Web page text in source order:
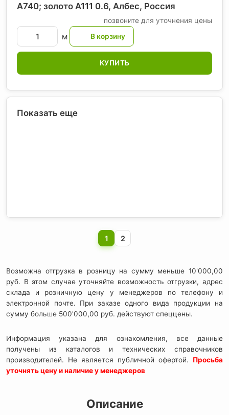
А740; золото А111 0.6, Албес, Россия
позвоните для уточнения цены
м
КУПИТЬ
Показать еще
1 2
Возможна отгрузка в розницу на сумму меньше 10'000,00
руб. В этом случае уточняйте возможность отгрузки, адрес
склада и розничную цену у менеджеров по телефону и
электронной почте. При заказе одного вида продукции на
сумму больше 500'000,00 руб. действуют спеццены.
Информация указана для ознакомления, все данные
получены из каталогов и технических справочников
производителей. Не является публичной офертой. Просьба
уточнять цену и наличие у менеджеров
Описание